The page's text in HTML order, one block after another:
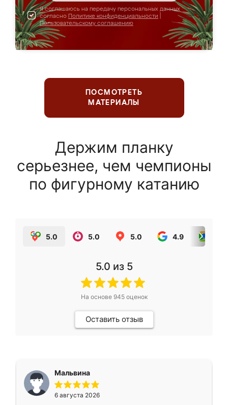
Я соглашаюсь на передачу персональных данных
согласно Политике конфиденциальности
Пользовательскому соглашению
ПОСМОТРЕТЬ
МАТЕРИАЛЫ
Держим планку
серьезнее, чем чемпионы
по фигурному катанию
5.0 5.0 5.0 4.9
5.0 из 5
На основе 945оценок
Оставить отзыв
Мальвина
6 августа 2026